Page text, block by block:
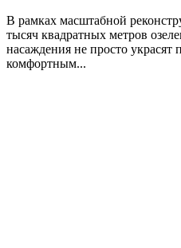
В рамках масштабной
тысяч квадратных метров
насаждения не просто украсят
комфортным...